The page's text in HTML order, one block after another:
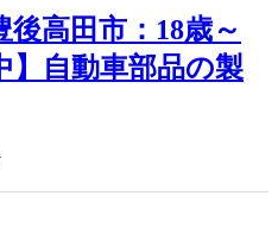
高田市：18歳～
】自動車部品の製